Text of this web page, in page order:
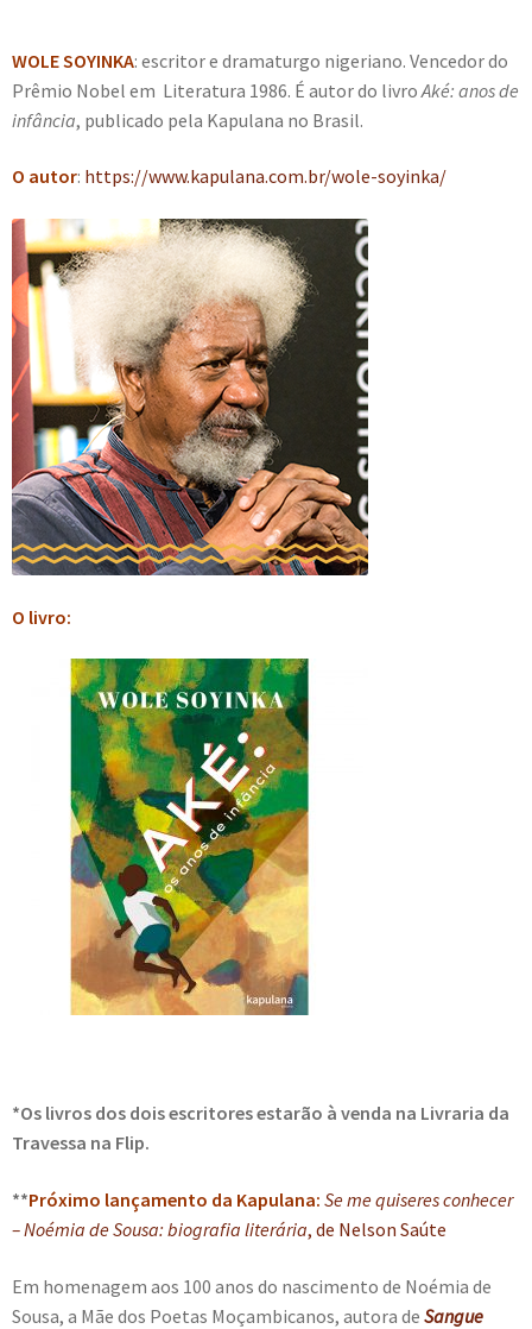
WOLE SOYINKA: escritor e dramaturgo nigeriano. Vencedor do
Prêmio Nobel em Literatura 1986. É autor do livro Aké: anos de
infância, publicado pela Kapulana no Brasil.
O autor: https://www.kapulana.com.br/wole-soyinka/
O livro:
*Os livros dos dois escritores estarão à venda na Livraria da
Travessa na Flip.
**Próximo lançamento da Kapulana: Se me quiseres conhecer
– Noémia de Sousa: biografia literária, de Nelson Saúte
Em homenagem aos 100 anos do nascimento de Noémia de
Sousa, a Mãe dos Poetas Moçambicanos, autora de Sangue